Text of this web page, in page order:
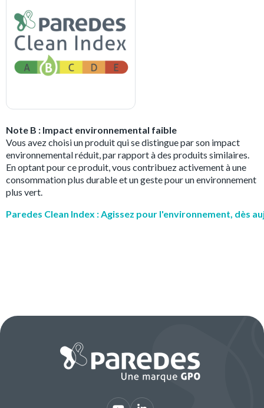
Note B : Impact environnemental faible
Vous avez choisi un produit qui se distingue par son impact
environnemental réduit, par rapport à des produits similaires.
En optant pour ce produit, vous contribuez activement à une
consommation plus durable et un geste pour un environnement
plus vert.
Paredes Clean Index : Agissez pour l'environnement, dès